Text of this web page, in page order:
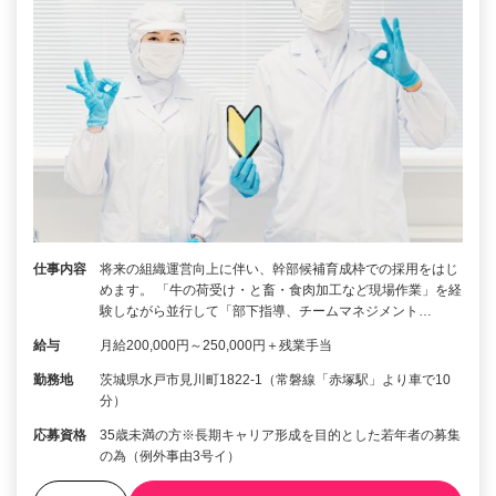
仕事内容
将来の組織運営向上に伴い、幹部候補育成枠での採用をはじ
めます。 「牛の荷受け・と畜・食肉加工など現場作業」を経
験しながら並行して「部下指導、チームマネジメント…
給与 月給200,000円～250,000円＋残業手当
勤務地
茨城県水戸市見川町1822-1（常磐線「赤塚駅」より車で10
分）
応募資格
35歳未満の方※長期キャリア形成を目的とした若年者の募集
の為（例外事由3号イ）